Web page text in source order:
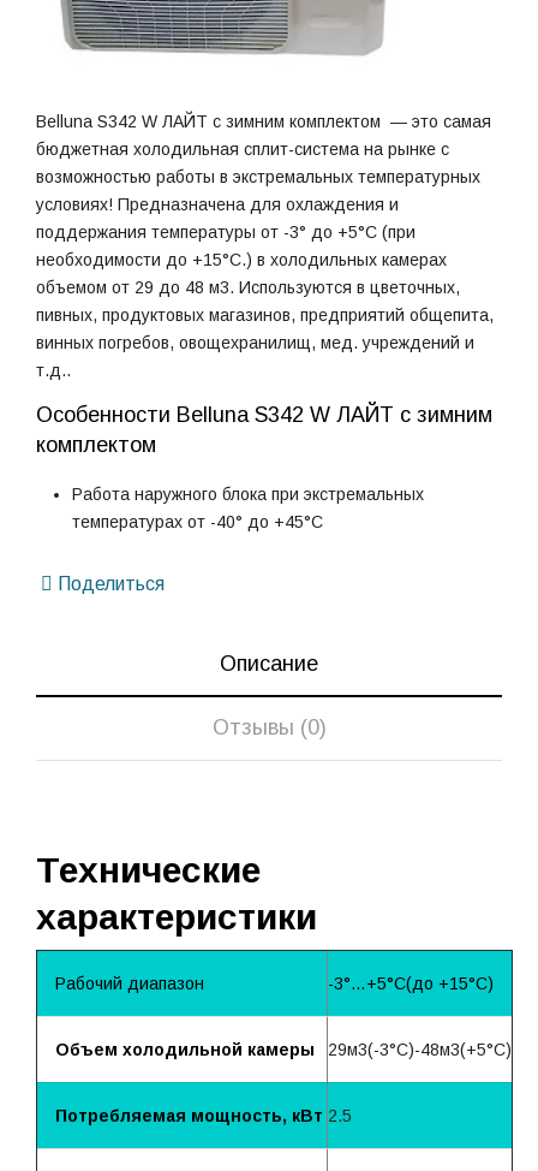
Belluna S342 W ЛАЙТ с зимним комплектом — это самая
бюджетная холодильная сплит-система на рынке c
возможностью работы в экстремальных температурных
условиях! Предназначена для охлаждения и
поддержания температуры от -3° до +5°С (при
необходимости до +15°С.) в холодильных камерах
объемом от 29 до 48 м3. Используются в цветочных,
пивных, продуктовых магазинов, предприятий общепита,
винных погребов, овощехранилищ, мед. учреждений и
т.д..
Особенности Belluna S342 W ЛАЙТ с зимним
комплектом
Работа наружного блока при экстремальных
температурах от -40° до +45°С
Поделиться
Описание
Отзывы (0)
Технические
характеристики
Рабочий диапазон -3°…+5°С(до +15°С)
Объем холодильной камеры 29м3(-3°С)-48м3(+5°С)
Потребляемая мощность, кВт 2.5